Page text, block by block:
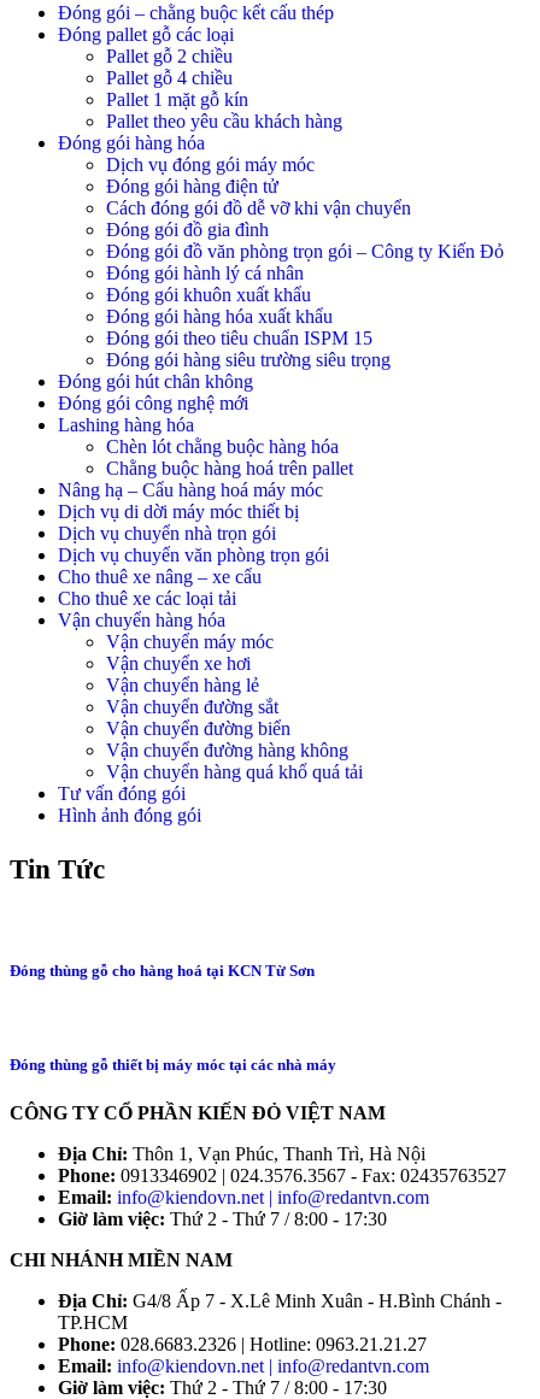
Đóng gói – chằng buộc kết cấu thép
Đóng pallet gỗ các loại
Pallet gỗ 2 chiều
Pallet gỗ 4 chiều
Pallet 1 mặt gỗ kín
Pallet theo yêu cầu khách hàng
Đóng gói hàng hóa
Dịch vụ đóng gói máy móc
Đóng gói hàng điện tử
Cách đóng gói đồ dễ vỡ khi vận chuyển
Đóng gói đồ gia đình
Đóng gói đồ văn phòng trọn gói – Công ty Kiến Đỏ
Đóng gói hành lý cá nhân
Đóng gói khuôn xuất khẩu
Đóng gói hàng hóa xuất khẩu
Đóng gói theo tiêu chuẩn ISPM 15
Đóng gói hàng siêu trường siêu trọng
Đóng gói hút chân không
Đóng gói công nghệ mới
Lashing hàng hóa
Chèn lót chằng buộc hàng hóa
Chằng buộc hàng hoá trên pallet
Nâng hạ – Cẩu hàng hoá máy móc
Dịch vụ di dời máy móc thiết bị
Dịch vụ chuyển nhà trọn gói
Dịch vụ chuyển văn phòng trọn gói
Cho thuê xe nâng – xe cẩu
Cho thuê xe các loại tải
Vận chuyển hàng hóa
Vận chuyển máy móc
Vận chuyển xe hơi
Vận chuyển hàng lẻ
Vận chuyển đường sắt
Vận chuyển đường biển
Vận chuyển đường hàng không
Vận chuyển hàng quá khổ quá tải
Tư vấn đóng gói
Hình ảnh đóng gói
Tin Tức
Đóng thùng gỗ cho hàng hoá tại KCN Từ Sơn
Đóng thùng gỗ thiết bị máy móc tại các nhà máy
CÔNG TY CỔ PHẦN KIẾN ĐỎ VIỆT NAM
Địa Chỉ: Thôn 1, Vạn Phúc, Thanh Trì, Hà Nội
Phone: 0913346902 | 024.3576.3567 - Fax: 02435763527
Email: info@kiendovn.net | info@redantvn.com
Giờ làm việc: Thứ 2 - Thứ 7 / 8:00 - 17:30
CHI NHÁNH MIỀN NAM
Địa Chỉ: G4/8 Ấp 7 - X.Lê Minh Xuân - H.Bình Chánh -
TP.HCM
Phone: 028.6683.2326 | Hotline: 0963.21.21.27
Email: info@kiendovn.net | info@redantvn.com
Giờ làm việc: Thứ 2 - Thứ 7 / 8:00 - 17:30